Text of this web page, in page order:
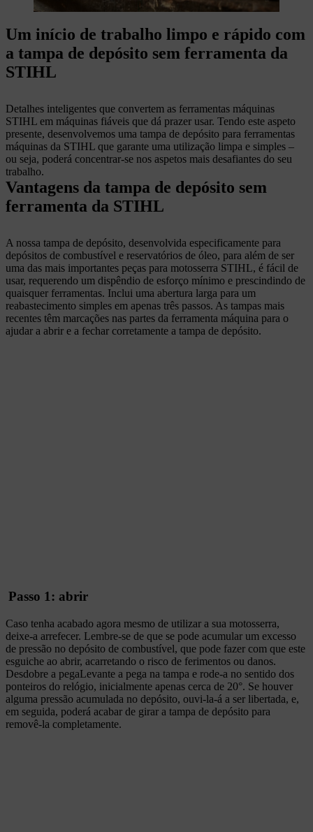
Um início de trabalho limpo e rápido com
a tampa de depósito sem ferramenta da
STIHL
Detalhes inteligentes que convertem as ferramentas máquinas
STIHL em máquinas fiáveis que dá prazer usar. Tendo este aspeto
presente, desenvolvemos uma tampa de depósito para ferramentas
máquinas da STIHL que garante uma utilização limpa e simples –
ou seja, poderá concentrar-se nos aspetos mais desafiantes do seu
trabalho.
Vantagens da tampa de depósito sem
ferramenta da STIHL
A nossa tampa de depósito, desenvolvida especificamente para
depósitos de combustível e reservatórios de óleo, para além de ser
uma das mais importantes peças para motosserra STIHL, é fácil de
usar, requerendo um dispêndio de esforço mínimo e prescindindo de
quaisquer ferramentas. Inclui uma abertura larga para um
reabastecimento simples em apenas três passos. As tampas mais
recentes têm marcações nas partes da ferramenta máquina para o
ajudar a abrir e a fechar corretamente a tampa de depósito.
Passo 1: abrir
Caso tenha acabado agora mesmo de utilizar a sua motosserra,
deixe-a arrefecer. Lembre-se de que se pode acumular um excesso
de pressão no depósito de combustível, que pode fazer com que este
esguiche ao abrir, acarretando o risco de ferimentos ou danos.
Desdobre a pegaLevante a pega na tampa e rode-a no sentido dos
ponteiros do relógio, inicialmente apenas cerca de 20°. Se houver
alguma pressão acumulada no depósito, ouvi-la-á a ser libertada, e,
em seguida, poderá acabar de girar a tampa de depósito para
removê-la completamente.